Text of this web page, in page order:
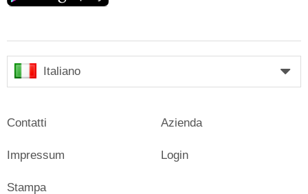
Italiano
Contatti
Impressum
Stampa
Azienda
Login